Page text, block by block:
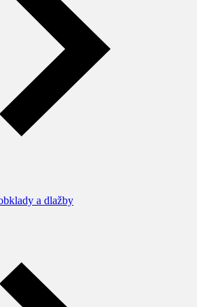
a dlažby